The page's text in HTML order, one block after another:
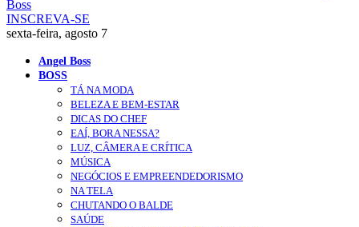
INSCREVA-SE
sexta-feira, agosto 7
Angel Boss
BOSS
TÁ NA MODA
BELEZA E BEM-ESTAR
DICAS DO CHEF
EAÍ, BORA NESSA?
LUZ, CÂMERA E CRÍTICA
MÚSICA
NEGÓCIOS E EMPREENDEDORISMO
NA TELA
CHUTANDO O BALDE
SAÚDE